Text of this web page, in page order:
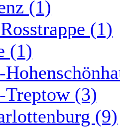
(1)
(1)
(1)
(3)
(9)